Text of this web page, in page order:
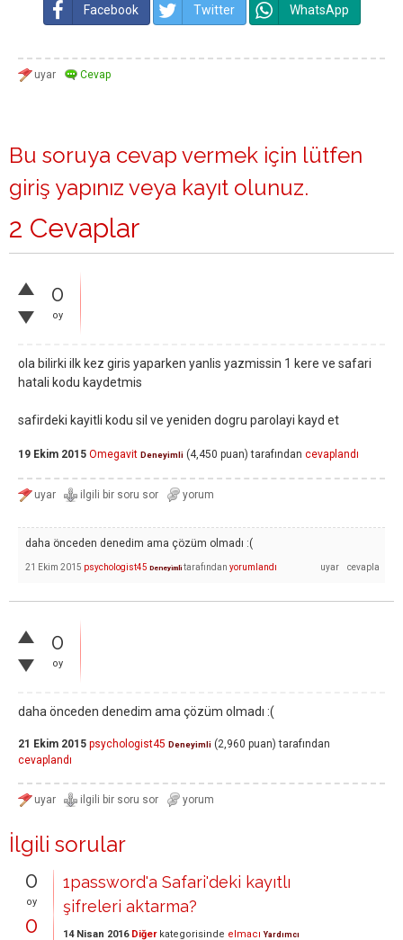
Facebook Twitter WhatsApp
Bu soruya cevap vermek için lütfen
giriş yapınız veya kayıt olunuz.
2 Cevaplar
0
oy
ola bilirki ilk kez giris yaparken yanlis yazmissin 1 kere ve safari
hatali kodu kaydetmis
safirdeki kayitli kodu sil ve yeniden dogru parolayi kayd et
19 Ekim 2015 Omegavit Deneyimli (4,450 puan) tarafından cevaplandı
daha önceden denedim ama çözüm olmadı :(
21 Ekim 2015 psychologist45 Deneyimli tarafından yorumlandı
0
oy
daha önceden denedim ama çözüm olmadı :(
21 Ekim 2015 psychologist45 Deneyimli (2,960 puan) tarafından
cevaplandı
İlgili sorular
0
oy
0
1password'a Safari'deki kayıtlı
şifreleri aktarma?
14 Nisan 2016 Diğerkategorisinde elmacı Yardımcı